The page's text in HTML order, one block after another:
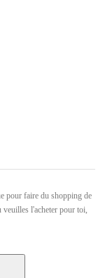
pour faire du shopping de
veuilles l'acheter pour toi,